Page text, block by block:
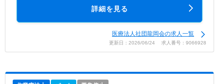
詳細を見る
医療法人社団龍岡会の求人一覧
更新日：2026/06/24 求人番号：9066928